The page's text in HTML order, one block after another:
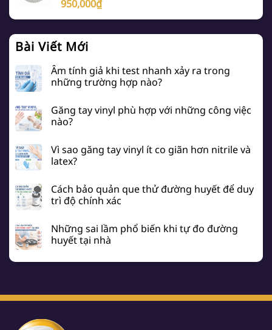
950,000₫
Bài Viết Mới
Âm tính giả khi test nhanh xảy ra trong
những trường hợp nào?
Găng tay vinyl phù hợp với những công việc
nào?
Vì sao găng tay vinyl ít co giãn hơn nitrile và
latex?
Cách bảo quản que thử đường huyết để duy
trì độ chính xác
Những sai lầm phổ biến khi tự đo đường
huyết tại nhà